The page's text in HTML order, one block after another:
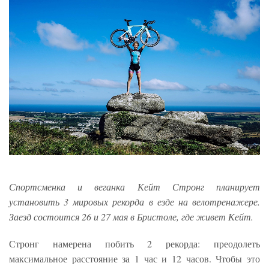
Спортсменка и веганка Кейт Стронг планирует
установить 3 мировых рекорда в езде на велотренажере.
Заезд состоится 26 и 27 мая в Бристоле, где живет Кейт.
Стронг намерена побить 2 рекорда: преодолеть
максимальное расстояние за 1 час и 12 часов. Чтобы это